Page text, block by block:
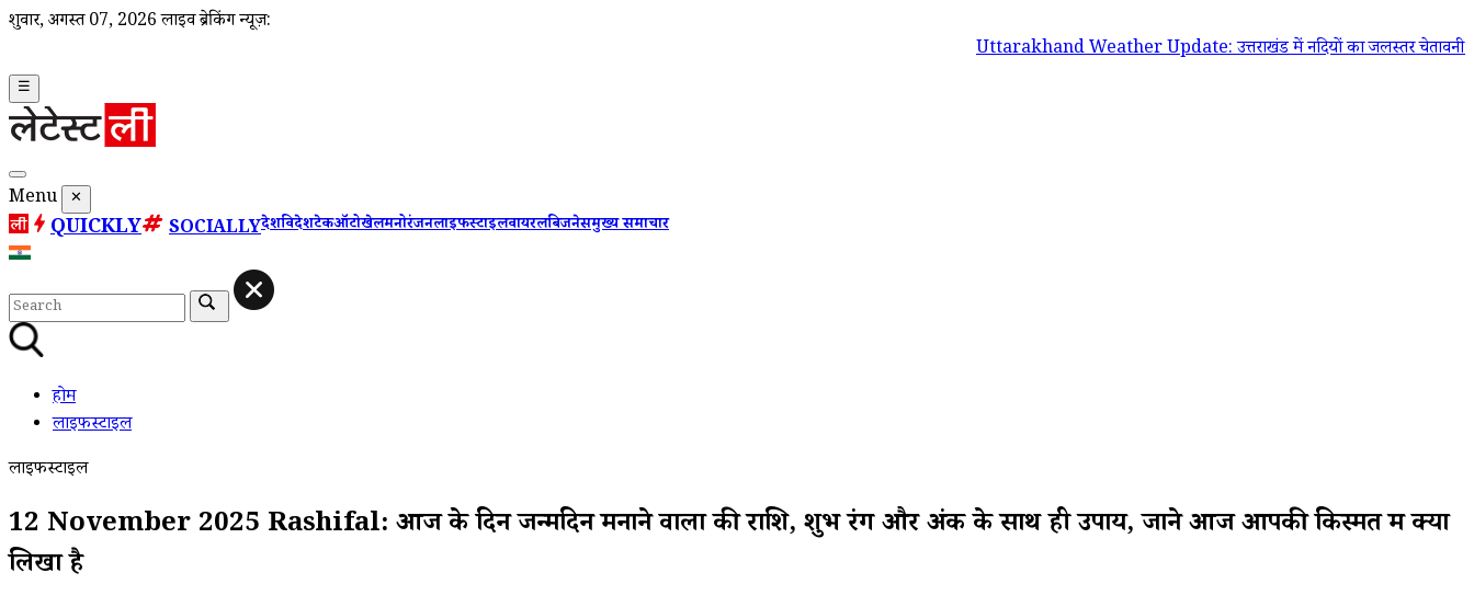
शुक्रवार, अगस्त 07, 2026 लाइव ब्रेकिंग न्यूज़:
Uttarakhand Weather Update: उत्तराखंड में नदियों का जलस्तर चेतावनी निशान
☰
Menu ✕
QUICKLY SOCIALLYदेशविदेशटेकऑटोखेलमनोरंजनलाइफस्टाइलवायरलबिजनेसमुख्य समाचार
होम
लाइफस्टाइल
लाइफस्टाइल
12 November 2025 Rashifal: आज के दिन जन्मदिन मनाने वालों की राशि, शुभ रंग और अंक के साथ ही उपाय, जाने आज आपकी किस्मत में क्या
लिखा है